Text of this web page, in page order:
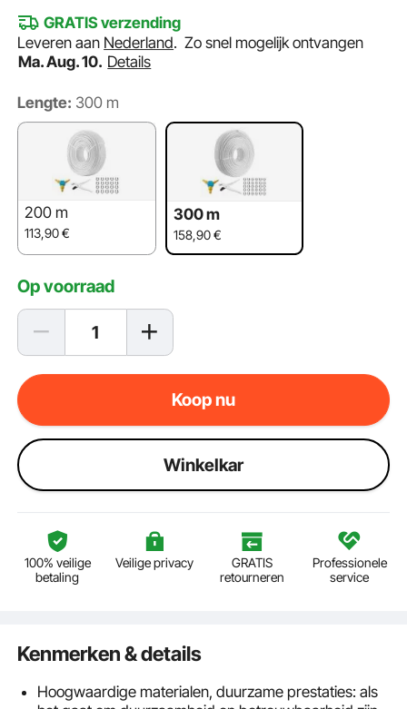
GRATIS verzending
Leveren aan Nederland.Zo snel mogelijk ontvangen
Ma. Aug. 10. Details
Lengte: 300 m
200 m
113,90€
300 m
158,90€
Op voorraad
Koop nu
Winkelkar
100% veilige
betaling
Veilige privacy
GRATIS
retourneren
Professionele
service
Kenmerken & details
Hoogwaardige materialen, duurzame prestaties: als